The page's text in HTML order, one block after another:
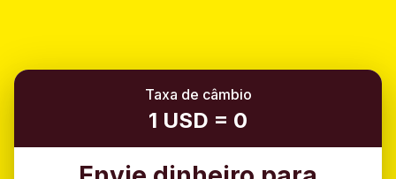
Taxa de câmbio
1 USD = 0